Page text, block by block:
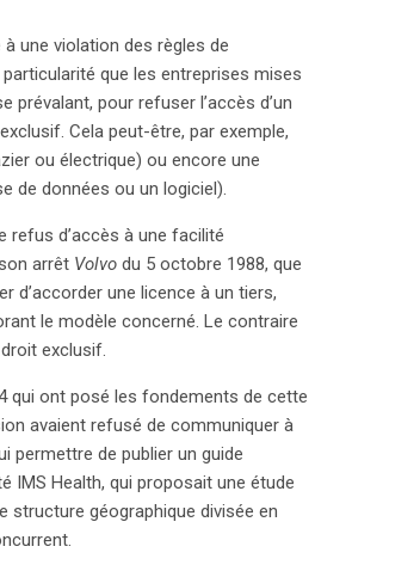
une violation des règles de
que les entreprises mises
prévalant, pour refuser l’accès d’un
Cela peut-être, par exemple,
ou électrique) ou encore une
de données ou un logiciel).
refus d’accès à une facilité
arrêt Volvo du 5 octobre 1988, que
d’accorder une licence à un tiers,
le modèle concerné. Le contraire
exclusif.
qui ont posé les fondements de cette
avaient refusé de communiquer à
permettre de publier un guide
IMS Health, qui proposait une étude
structure géographique divisée en